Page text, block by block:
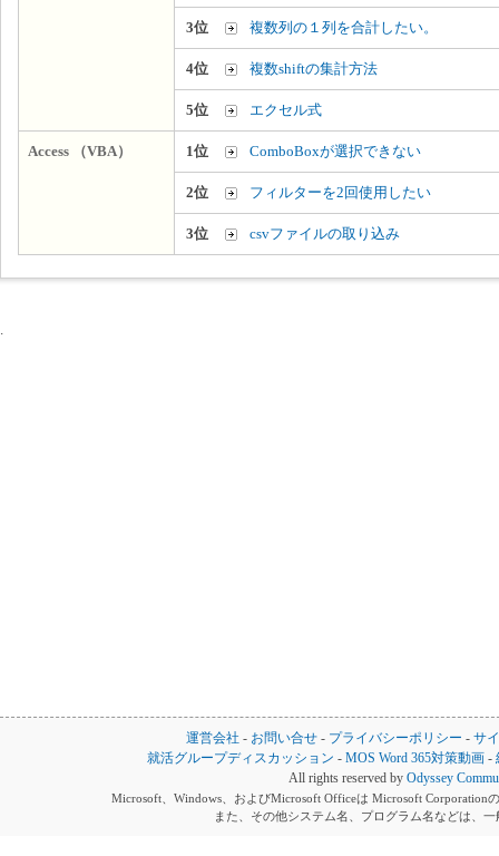
3位 複数列の１列を合計したい。
4位 複数shiftの集計方法
5位 エクセル式
Access （VBA） 1位 ComboBoxが選択できない
2位 フィルターを2回使用したい
3位 csvファイルの取り込み
運営会社 - お問い合せ - プライバシーポリシー - サ
就活グループディスカッション -MOS Word 365対策動画 -
All rights reserved by Odyssey
Microsoft、Windows、およびMicrosoft Officeは Microsoft Corporation
また、その他システム名、プログラム名などは、